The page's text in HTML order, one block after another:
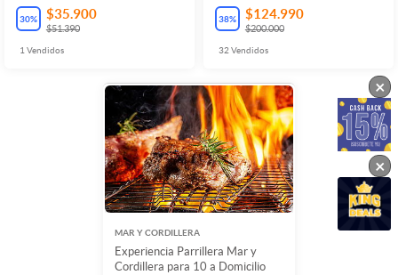
30% $35.900
$51.390
1 Vendidos
38% $124.990
$200.000
32 Vendidos
MAR Y CORDILLERA
Experiencia Parrillera Mar y
Cordillera para 10 a Domicilio
×
×